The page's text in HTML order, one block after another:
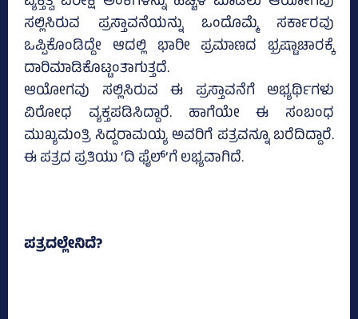
ಸಲ್ಲಿಸಿರುವ ಪ್ರಸ್ತಾವನೆಯನ್ನು ಒಂದೊಮ್ಮೆ ಸರ್ಕಾರವು
ಒಪ್ಪಿಕೊಂಡಿದ್ದೇ ಆದಲ್ಲಿ ಭಾರೀ ಪ್ರಮಾಣದ ಭ್ರಷ್ಟಾಚಾರಕ್ಕೆ
ದಾರಿಮಾಡಿಕೊಟ್ಟಂತಾಗುತ್ತದೆ.
ಆಯೋಗವು ಸಲ್ಲಿಸಿರುವ ಈ ಪ್ರಸ್ತಾವನೆಗೆ ಅಭ್ಯರ್ಥಿಗಳು
ವಿರೋಧ ವ್ಯಕ್ತಪಡಿಸಿದ್ದಾರೆ. ಹಾಗೆಯೇ ಈ ಸಂಬಂಧ
ಮುಖ್ಯಮಂತ್ರಿ ಸಿದ್ದರಾಮಯ್ಯ ಅವರಿಗೆ ಪತ್ರವನ್ನೂ ಬರೆದಿದ್ದಾರೆ.
ಈ ಪತ್ರದ ಪ್ರತಿಯು ‘ದಿ ಫೈಲ್‌’ಗೆ ಲಭ್ಯವಾಗಿದೆ.
ಪತ್ರದಲ್ಲೇನಿದೆ?